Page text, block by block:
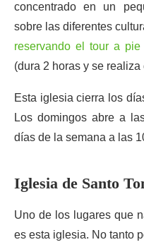
concentrado en un
sobre las diferentes
reservando el tour a
(dura 2 horas y se realiza
Esta iglesia cierra los
Los domingos abre a
días de la semana a las
Iglesia de Santo
Uno de los lugares que
es esta iglesia. No tanto